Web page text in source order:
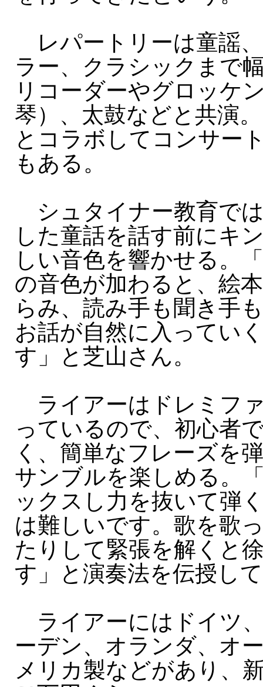
レパートリーは童謡
ラー、クラシックまで
リコーダーやグロッケ
琴）、太鼓などと共演
とコラボしてコンサー
もある。
シュタイナー教育で
した童話を話す前にキ
しい音色を響かせる。
の音色が加わると、絵
らみ、読み手も聞き手
お話が自然に入ってい
す」と芝山さん。
ライアーはドレミフ
っているので、初心者
く、簡単なフレーズを
サンブルを楽しめる。
ックスし力を抜いて弾
は難しいです。歌を歌
たりして緊張を解くと
す」と演奏法を伝授し
ライアーにはドイツ
ーデン、オランダ、オ
メリカ製などがあり、